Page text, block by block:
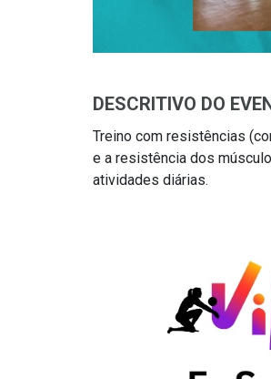
DESCRITIVO DO
Treino com resistências
e a resistência dos
atividades diárias.